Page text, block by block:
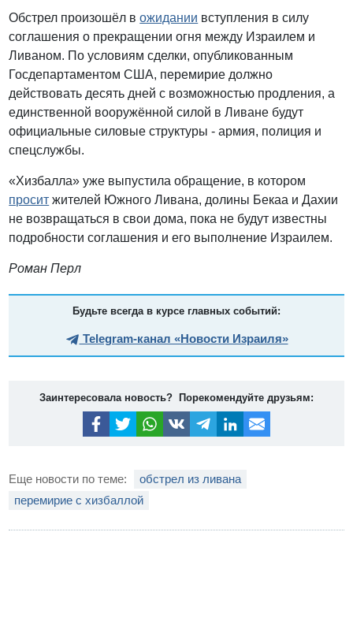
Обстрел произошёл вожидании вступления в силу
соглашения о прекращении огня между Израилем и
Ливаном. По условиям сделки, опубликованным
Госдепартаментом США, перемирие должно
действовать десять дней с возможностью продления, а
единственной вооружённой силой в Ливане будут
официальные силовые структуры - армия, полиция и
спецслужбы.
«Хизбалла» уже выпустила обращение, в котором
просит жителей Южного Ливана, долины Бекаа и Дахии
не возвращаться в свои дома, пока не будут известны
подробности соглашения и его выполнение Израилем.
Роман Перл
Будьте всегда в курсе главных событий:
Telegram-канал «Новости Израиля»
Заинтересовала новость? Порекомендуйте друзьям:
Еще новости по теме:
обстрел из ливана
перемирие с хизбаллой